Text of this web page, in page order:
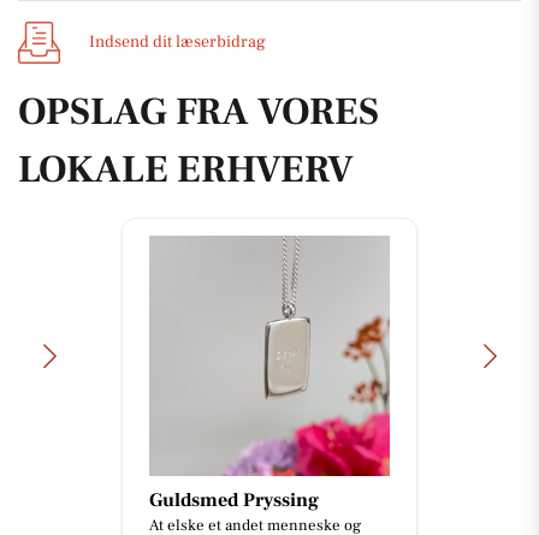
Indsend dit læserbidrag
OPSLAG FRA VORES
LOKALE ERHVERV
Guldsmed Pryssing
At elske et andet menneske og